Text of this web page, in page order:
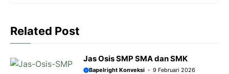
r
Related Post
Jas Osis SMP SMA dan SMK
Bapelright Konveksi 9 Februari 2026